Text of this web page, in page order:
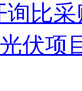
比
伏项